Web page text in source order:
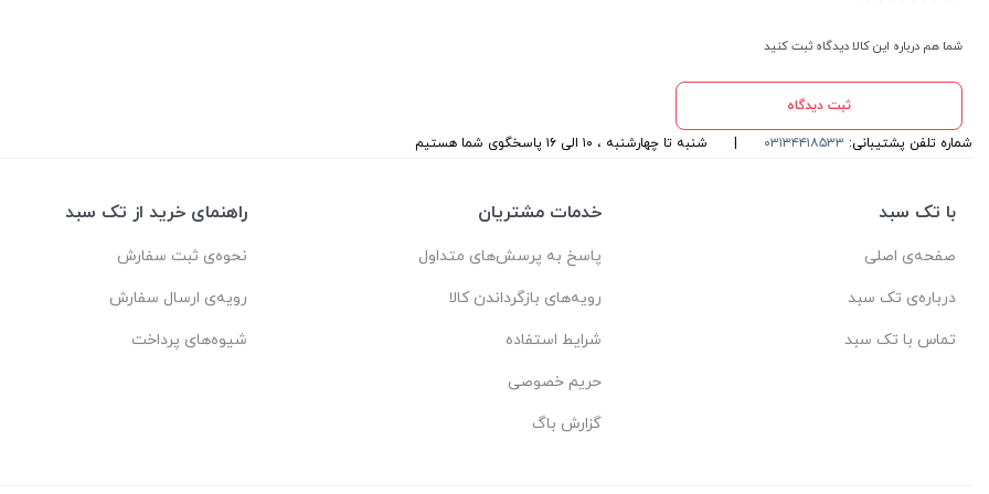
شما هم درباره این کالا دیدگاه ثبت کنید
ثبت دیدگاه
شماره تلفن پشتیبانی: ۰۳۱۳۴۴۱۸۵۳۳ شنبه تا چهارشنبه ، ۱۰ الی ۱۶ پاسخگوی شما هستیم
با تک سبد
صفحه‌ی اصلی
درباره‌ی تک سبد
تماس با تک سبد
خدمات مشتریان
پاسخ به پرسش‌های متداول
رویه‌های بازگرداندن کالا
شرایط استفاده
حریم خصوصی
گزارش باگ
راهنمای خرید از تک سبد
نحوه‌ی ثبت سفارش
رویه‌ی ارسال سفارش
شیوه‌های پرداخت